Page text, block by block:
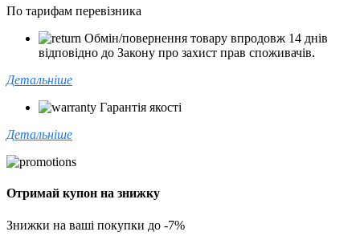
По тарифам перевізника
Обмін/повернення товару впродовж 14 днів
відповідно до Закону про захист прав споживачів.
Детальніше
Гарантія якості
Детальніше
Отримай купон на знижку
Знижки на ваші покупки до -7%